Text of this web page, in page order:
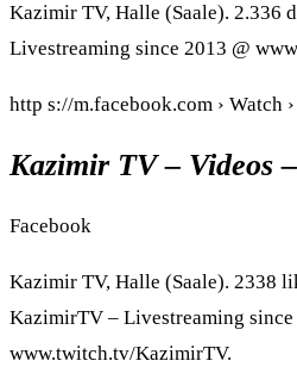
Kazimir TV, Halle (Saale). 2.336
Livestreaming since 2013 @
http s://m.facebook.com › Watch
Kazimir TV – Videos
Facebook
Kazimir TV, Halle (Saale). 2338
KazimirTV – Livestreaming since
www.twitch.tv/KazimirTV.